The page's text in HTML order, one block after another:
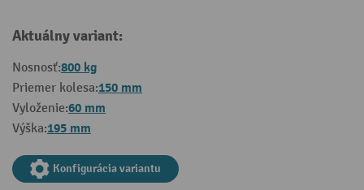
Aktuálny variant:
Nosnosť:800 kg
Priemer kolesa:150 mm
Vyloženie:60 mm
Výška:195 mm
Konfigurácia variantu